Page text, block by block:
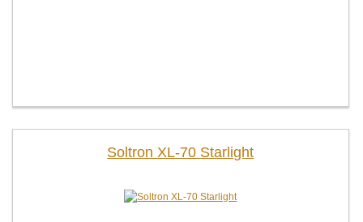
Soltron XL-70 Starlight